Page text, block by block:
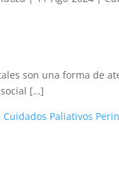
son una forma de
[…]
Paliativos